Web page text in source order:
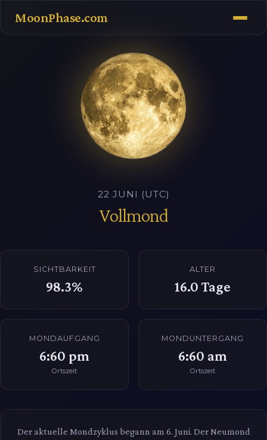
MoonPhase.com
22 JUNI (UTC)
Vollmond
SICHTBARKEIT
98.3%
ALTER
16.0 Tage
MONDAUFGANG
6:60 pm
Ortszeit
MONDUNTERGANG
6:60 am
Ortszeit
Der aktuelle Mondzyklus begann am 6. Juni. Der Neumond